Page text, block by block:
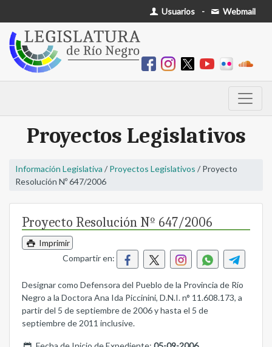
Usuarios - Webmail
Proyectos Legislativos
Información Legislativa / Proyectos Legislativos / Proyecto
Resolución Nº 647/2006
Proyecto Resolución Nº 647/2006
Imprimir
Compartir en:
Designar como Defensora del Pueblo de la Provincia de Río
Negro a la Doctora Ana Ida Piccinini, D.N.I. n° 11.608.173, a
partir del 5 de septiembre de 2006 y hasta el 5 de
septiembre de 2011 inclusive.